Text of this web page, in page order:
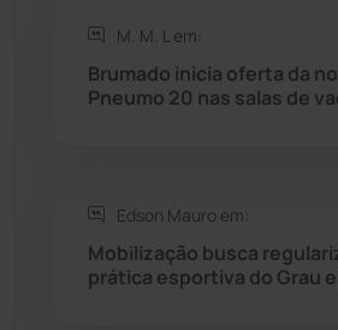
Rio do Antônio
Rio do Pires
Seabra
M. M. L em:
Brumado inicia oferta da
Pneumo 20 nas salas de
Edson Mauro em:
Mobilização busca
prática esportiva do Grau